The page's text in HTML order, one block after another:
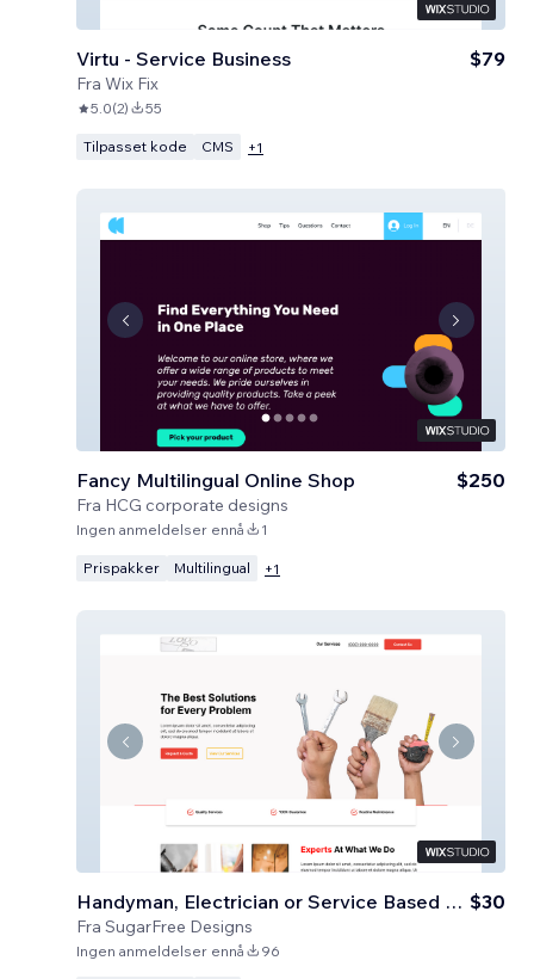
Virtu - Service Business
Fra Wix Fix
$79
5.0(2) 55
Tilpasset kode CMS +1
Fancy Multilingual Online Shop
Fra HCG corporate designs
$250
Ingen anmeldelser ennå 1
Prispakker Multilingual +1
Handyman, Electrician or Service Based Business
Fra SugarFree Designs
$30
Ingen anmeldelser ennå 96